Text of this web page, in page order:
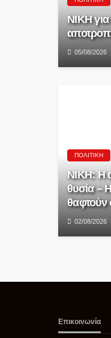
ΝΙΚΗ για
05/08/2026
ΠΟΛΙΤΙΚΉ
ΝΙΚΗ: Η
θυσία –
θαφτούν
02/08/2026
Επικοινωνία